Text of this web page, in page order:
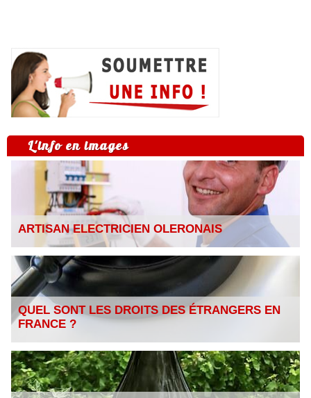
L'info en images
ARTISAN ELECTRICIEN OLERONAIS
QUEL SONT LES DROITS DES ÉTRANGERS EN
FRANCE ?